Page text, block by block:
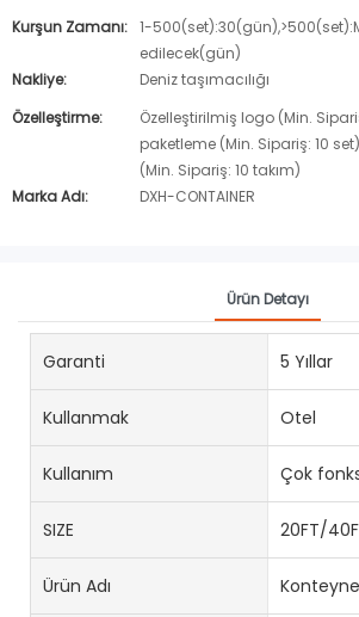
Kurşun Zamanı: 1-
edilecek(gün)
Nakliye:
Deniz taşımacılığı
Özelleştirme:
Özelleştirilmiş logo (Min.
paketleme (Min. Sipariş: 10
(Min. Sipariş: 10 takım)
Marka Adı:
DXH-CONTAINER
Ürün Detayı
Garanti 5 Yıllar
Kullanmak Otel
Kullanım Çok
SIZE 20FT/
Ürün Adı